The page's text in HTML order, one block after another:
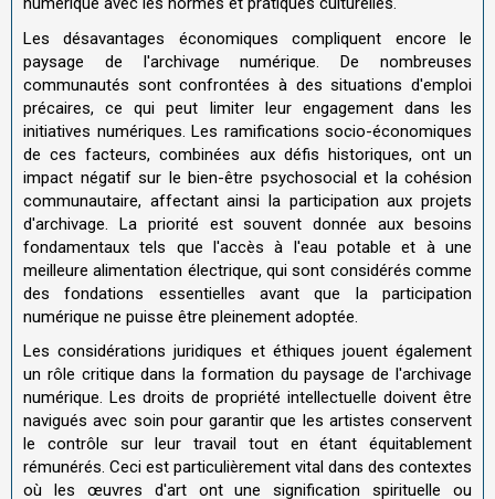
Les désavantages économiques compliquent encore le
paysage de l'archivage numérique. De nombreuses
communautés sont confrontées à des situations d'emploi
précaires, ce qui peut limiter leur engagement dans les
initiatives numériques. Les ramifications socio-économiques
de ces facteurs, combinées aux défis historiques, ont un
impact négatif sur le bien-être psychosocial et la cohésion
communautaire, affectant ainsi la participation aux projets
d'archivage. La priorité est souvent donnée aux besoins
fondamentaux tels que l'accès à l'eau potable et à une
meilleure alimentation électrique, qui sont considérés comme
des fondations essentielles avant que la participation
numérique ne puisse être pleinement adoptée.
Les considérations juridiques et éthiques jouent également
un rôle critique dans la formation du paysage de l'archivage
numérique. Les droits de propriété intellectuelle doivent être
navigués avec soin pour garantir que les artistes conservent
le contrôle sur leur travail tout en étant équitablement
rémunérés. Ceci est particulièrement vital dans des contextes
où les œuvres d'art ont une signification spirituelle ou